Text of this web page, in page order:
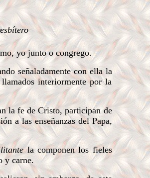
yo junto o congrego.
señaladamente con ella la
interiormente por la
la fe de Cristo, participan de
a las enseñanzas del Papa,
la componen los fieles
y carne.